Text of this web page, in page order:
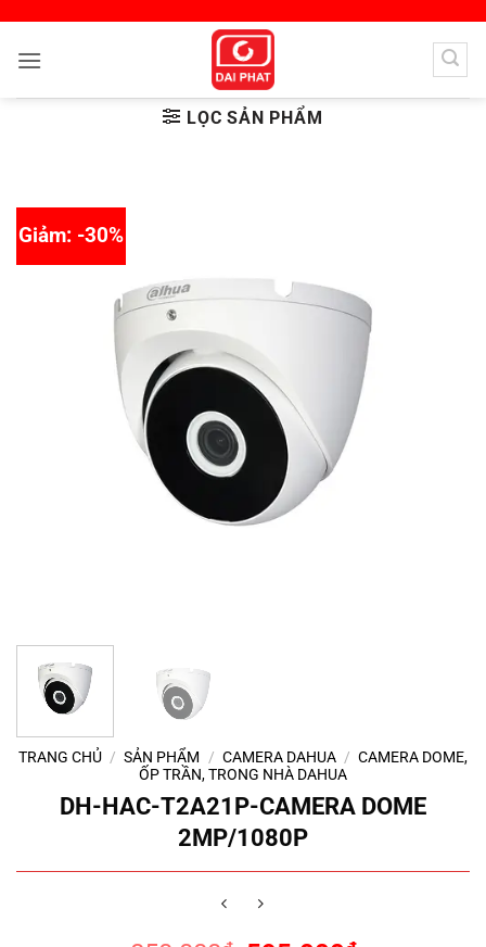
nội
dung
LỌC SẢN PHẨM
Giảm: -30%
TRANG CHỦ / SẢN PHẨM / CAMERA DAHUA / CAMERA DOME,
ỐP TRẦN, TRONG NHÀ DAHUA
DH-HAC-T2A21P-CAMERA DOME
2MP/1080P